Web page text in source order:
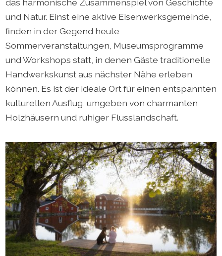
und Natur. Einst eine aktive Eisenwerksgemeinde,
finden in der Gegend heute
Sommerveranstaltungen, Museumsprogramme
und Workshops statt, in denen Gäste traditionelle
Handwerkskunst aus nächster Nähe erleben
können. Es ist der ideale Ort für einen entspannten
kulturellen Ausflug, umgeben von charmanten
Holzhäusern und ruhiger Flusslandschaft.